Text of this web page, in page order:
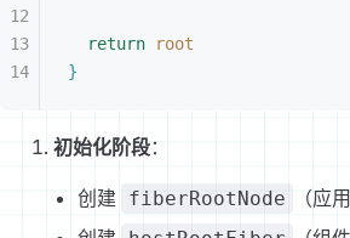
return root
}
初始化阶段：
创建 fiberRootNode
（应